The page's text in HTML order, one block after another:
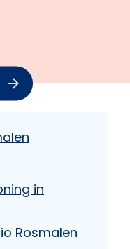
in
Rosmalen